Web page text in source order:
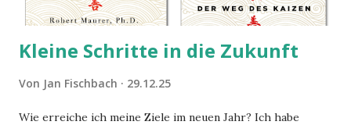
Kleine Schritte in die Zukunft
Von Jan Fischbach 29.12.25
Wie erreiche ich meine Ziele im neuen Jahr? Ich habe